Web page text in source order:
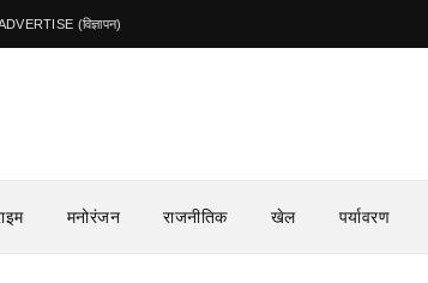
(विज्ञापन)
मनोरंजन राजनीतिक खेल पर्यावरण